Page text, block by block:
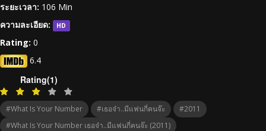
ระยะเวลา: 106 Min
ความละเอียด:
HD
Rating: 0
6.4
Rating(1)
#What Is Your Number #เธอจ๋า..มีแฟนกี่คนจ๊ะ
#2011
#What Is Your Number เธอจ๋า..มีแฟนกี่คนจ๊ะ (2011)